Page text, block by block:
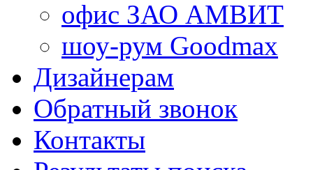
офис ЗАО АМВИТ
шоу-рум Goodmax
Дизайнерам
Обратный звонок
Контакты